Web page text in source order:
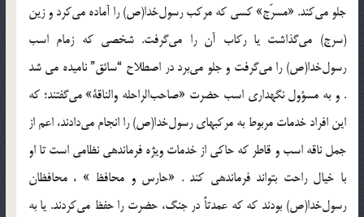
جلو مي‌كند. «مسرّج» كسي كه مركب رسول‌خدا(ص) را آماده مي‌كرد و زين
(سرج) مي‌گذاشت يا ركاب آن را مي‌گرفت. شخصي که زمام اسب
رسول‌خدا(ص) را مي‌گرفت و جلو مي‌برد در اصطلاح “سائق” ناميده مي شد
. و به مسؤول نگهداري اسب حضرت «صاحب‌الراحله والناقة» مي‌گفتند؛ که
اين افراد خدمات مربوط به مركبهاي رسول‌خدا(ص) را انجام مي‌دادند، اعم از
جمل ناقه اسب و قاطر كه حاكي از خدمات ويژه فرماندهي نظامي است تا او
با خيال راحت بتواند فرماندهي كند . «حارس و محافظ » ، محافظان
رسول‌خدا(ص) بودند كه كه عمدتاً در جنگ، حضرت را حفظ مي‌كردند. يا به